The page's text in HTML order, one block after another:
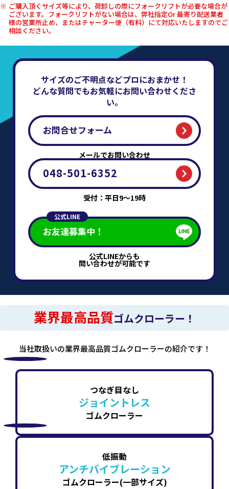
ご購入頂くサイズ等により、荷卸しの際にフォークリフトが必要な場合が
ございます。フォークリフトがない場合は、弊社指定Or 最寄り配送業者
様の営業所止め、またはチャーター便（有料）にて対応いたしますのでご
相談ください。
サイズのご不明点などプロにおまかせ！
どんな質問でもお気軽にお問い合わせくださ
い。
お問合せフォーム
メールでお問い合わせ
048-501-6352
受付：平日9～19時
公式LINE
お友達募集中！
公式LINEからも
問い合わせが可能です
業界最高品質ゴムクローラー！
当社取扱いの業界最高品質ゴムクローラーの紹介です！
つなぎ目なし
ジョイントレス
ゴムクローラー
低振動
アンチバイブレーション
ゴムクローラー(一部サイズ)